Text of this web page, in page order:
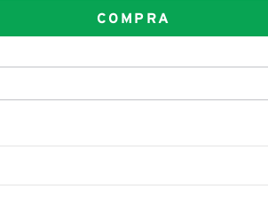
COMPRA